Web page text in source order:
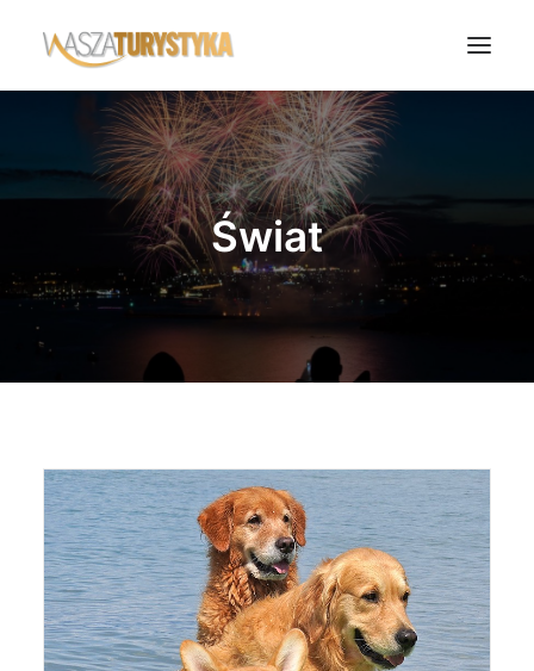
Księga wspomnień
Biura podróży
Noclegi
Polska
Świat
Wasze Podróże
Wyszukiwanie
Świat